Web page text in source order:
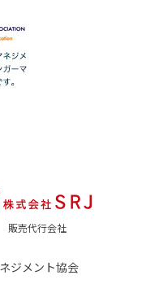
販売代行会社
ジメント協会